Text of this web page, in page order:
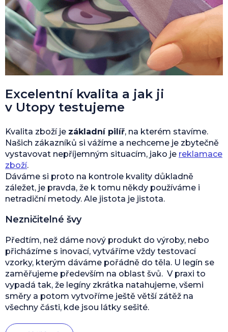
Excelentní kvalita a jak ji
v Utopy testujeme
Kvalita zboží je základní pilíř, na kterém stavíme.
Našich zákazníků si vážíme a nechceme je zbytečně
vystavovat nepříjemným situacím, jako je reklamace
zboží.
Dáváme si proto na kontrole kvality důkladně
záležet, je pravda, že k tomu někdy používáme i
netradiční metody. Ale jistota je jistota.
Nezničitelné švy
Předtím, než dáme nový produkt do výroby, nebo
přicházíme s inovací, vytváříme vždy testovací
vzorky, kterým dáváme pořádně do těla. U legín se
zaměřujeme především na oblast švů. V praxi to
vypadá tak, že legíny zkrátka natahujeme, všemi
směry a potom vytvoříme ještě větší zátěž na
všechny části, kde jsou látky sešité.